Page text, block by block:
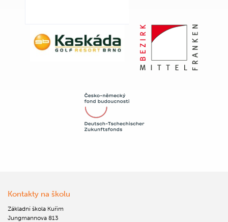
Kontakty na školu
Základní škola Kuřim
Jungmannova 813